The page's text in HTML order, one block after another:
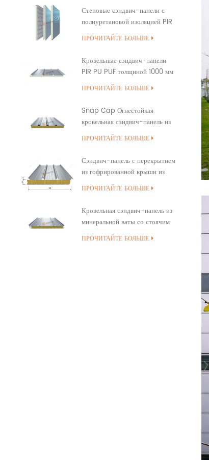
кромок
Стеновые сэндвич-панели с
полиуретановой изоляцией PIR
PUR PU
ПРОЧИТАЙТЕ БОЛЬШЕ
Кровельные сэндвич-панели
PIR PU PUF толщиной 1000 мм
с перекрытием
ПРОЧИТАЙТЕ БОЛЬШЕ
Snap Cap Огнестойкая
кровельная сэндвич-панель из
минеральной ваты
ПРОЧИТАЙТЕ БОЛЬШЕ
Сэндвич-панель с перекрытием
из гофрированной крыши из
минеральной ваты
ПРОЧИТАЙТЕ БОЛЬШЕ
Кровельная сэндвич-панель из
минеральной ваты со стоячим
швом и полиуретановым
ПРОЧИТАЙТЕ БОЛЬШЕ